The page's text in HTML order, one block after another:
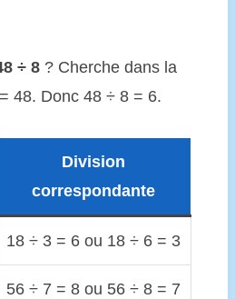
÷ 8? Cherche dans la
48. Donc 48 ÷ 8 = 6.
Division
correspondante
18 ÷ 3 = 6 ou 18 ÷ 6 = 3
56 ÷ 7 = 8 ou 56 ÷ 8 = 7